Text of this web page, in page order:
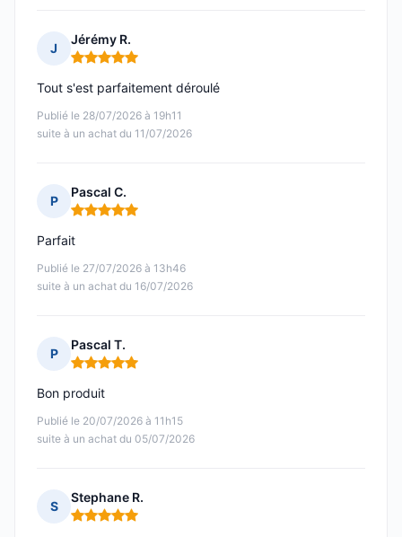
J
Jérémy R.
Note : 5 sur 5
Publié le 28/07/2026 à 19h11
suite à un achat du 11/07/2026
Tout s'est parfaitement déroulé
P
Pascal C.
Note : 5 sur 5
Publié le 27/07/2026 à 13h46
suite à un achat du 16/07/2026
Parfait
P
Pascal T.
Note : 5 sur 5
Publié le 20/07/2026 à 11h15
suite à un achat du 05/07/2026
Bon produit
S
Stephane R.
Note : 5 sur 5